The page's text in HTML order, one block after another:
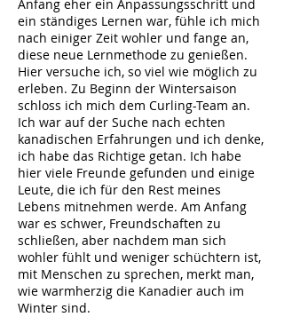
Anfang eher ein Anpassungsschritt und
ein ständiges Lernen war, fühle ich mich
nach einiger Zeit wohler und fange an,
diese neue Lernmethode zu genießen.
Hier versuche ich, so viel wie möglich zu
erleben. Zu Beginn der Wintersaison
schloss ich mich dem Curling-Team an.
Ich war auf der Suche nach echten
kanadischen Erfahrungen und ich denke,
ich habe das Richtige getan. Ich habe
hier viele Freunde gefunden und einige
Leute, die ich für den Rest meines
Lebens mitnehmen werde. Am Anfang
war es schwer, Freundschaften zu
schließen, aber nachdem man sich
wohler fühlt und weniger schüchtern ist,
mit Menschen zu sprechen, merkt man,
wie warmherzig die Kanadier auch im
Winter sind.